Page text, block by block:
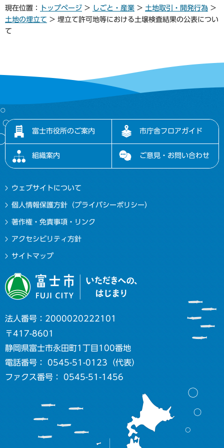
現在位置： トップページ > しごと・産業 > 土地取引・開発行為 >
土地の埋立て > 埋立て許可地等における土壌検査結果の公表につい
て
富士市役所のご案内 市庁舎フロアガイド
組織案内 ご意見・お問い合わせ
ウェブサイトについて
個人情報保護方針（プライバシーポリシー）
著作権・免責事項・リンク
アクセシビリティ方針
サイトマップ
法人番号：2000020222101
〒417-8601
静岡県富士市永田町1丁目100番地
電話番号： 0545-51-0123（代表）
ファクス番号： 0545-51-1456